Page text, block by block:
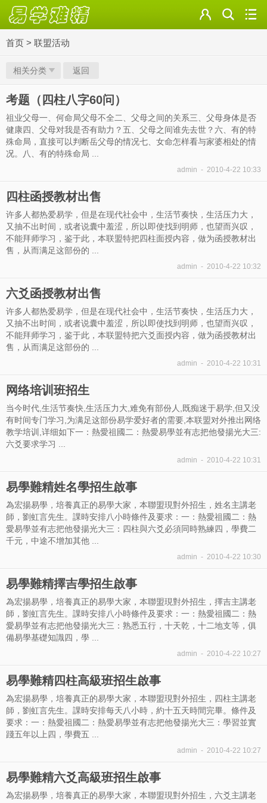
首页 > 联盟活动
相关分类 返回
考题（四柱八字60问）
祖业父母一、何命局父母不全二、父母之间的关系三、父母身体是否
健康四、父母对我是否有助力？五、父母之间谁先去世？六、有的特
殊命局，直接可以判断岳父母的情况七、女命怎样看与家婆相处的情
况。八、有的特殊命局 ...
admin - 2010-4-22 10:33
四柱函授教材出售
许多人都热爱易学，但是在现代社会中，生活节奏快，生活压力大，
又抽不出时间，或者说囊中羞涩，所以即使找到明师，也望而兴叹，
不能拜师学习，鉴于此，本联盟特把四柱面授内容，做为函授教材出
售，从而满足这部份的 ...
admin - 2010-4-22 10:32
六爻函授教材出售
许多人都热爱易学，但是在现代社会中，生活节奏快，生活压力大，
又抽不出时间，或者说囊中羞涩，所以即使找到明师，也望而兴叹，
不能拜师学习，鉴于此，本联盟特把六爻面授内容，做为函授教材出
售，从而满足这部份的 ...
admin - 2010-4-22 10:31
网络培训班招生
当今时代,生活节奏快,生活压力大,难免有部份人,既痴迷于易学,但又没
有时间专门学习,为满足这部份易学爱好者的需要,本联盟对外推出网络
教学培训,详细如下一：熱愛祖國二：熱愛易學並有志把他發揚光大三:
六爻要求学习 ...
admin - 2010-4-22 10:31
易學難精姓名學招生啟事
為宏揚易學，培養真正的易學大家，本聯盟現對外招生，姓名主講老
師，劉虹言先生。課時安排八小時條件及要求：一：熱愛祖國二：熱
愛易學並有志把他發揚光大三：四柱與六爻必須同時熟練四，學費二
千元，中途不增加其他 ...
admin - 2010-4-22 10:30
易學難精擇吉學招生啟事
為宏揚易學，培養真正的易學大家，本聯盟現對外招生，擇吉主講老
師，劉虹言先生。課時安排八小時條件及要求：一：熱愛祖國二：熱
愛易學並有志把他發揚光大三：熟悉五行，十天乾，十二地支等，俱
備易學基礎知識四，學 ...
admin - 2010-4-22 10:27
易學難精四柱高級班招生啟事
為宏揚易學，培養真正的易學大家，本聯盟現對外招生，四柱主講老
師，劉虹言先生。課時安排每天八小時，約十五天時間完畢。條件及
要求：一：熱愛祖國二：熱愛易學並有志把他發揚光大三：學習並實
踐五年以上四，學費五 ...
admin - 2010-4-22 10:27
易學難精六爻高級班招生啟事
為宏揚易學，培養真正的易學大家，本聯盟現對外招生，六爻主講老